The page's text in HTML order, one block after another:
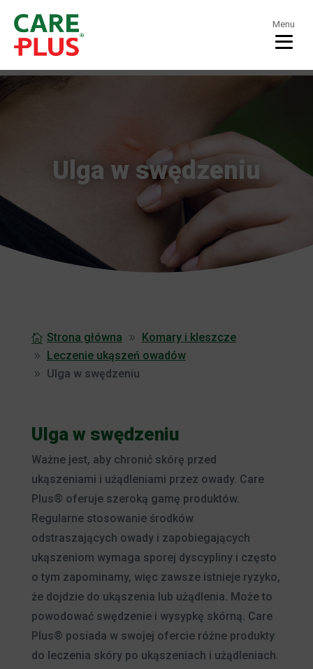
Menu
Ulga w swędzeniu
Strona główna
Komary i kleszcze
Leczenie ukąszeń owadów
Ulga w swędzeniu
Ulga w swędzeniu
Ważne jest, aby chronić skórę przed
ukąszeniami i użądleniami przez owady. Care
Plus® oferuje szeroką gamę produktów.
Regularne stosowanie środków
odstraszających owady i zapobiegających
ukąszeniom wymaga sporej dyscypliny i często
o tym zapominamy, więc zawsze istnieje ryzyko,
że dojdzie do ukąszenia lub użądlenia. Może to
powodować swędzenie i wysypkę skórną. Care
Plus® posiada w swojej ofercie różne produkty
do leczenia skóry po ukąszeniach i użądleniach.